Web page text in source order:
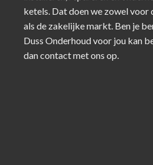
ketels. Dat doen we zowel voor
als de zakelijke markt. Ben je
Duss Onderhoud voor jou kan
dancontactmet ons op.